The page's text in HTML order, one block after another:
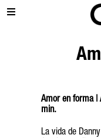
Amor en forma |
min.
La vida de